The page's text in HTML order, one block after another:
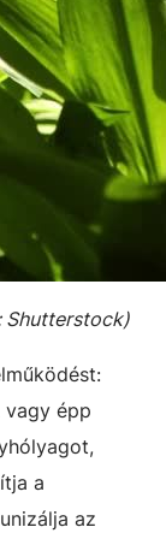
Shutterstock)
vagy épp
a
az